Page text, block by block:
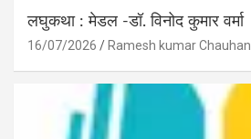
लघुकथा : मेडल -डॉ. विनोद कुमार वर्मा
16/07/2026 Ramesh kumar Chauhan